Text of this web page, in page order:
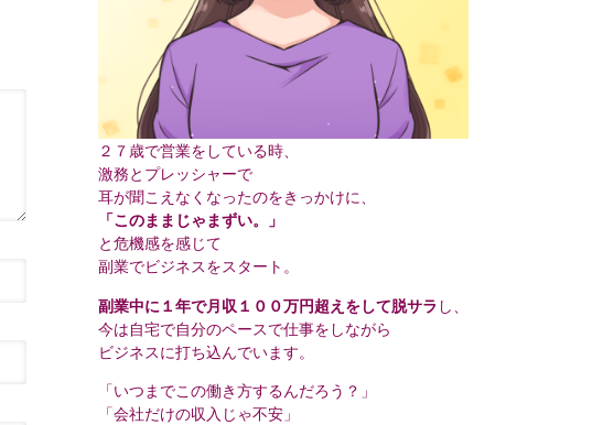
２７歳で営業をしている時、
激務とプレッシャーで
耳が聞こえなくなったのをきっかけに、
「このままじゃまずい。」
と危機感を感じて
副業でビジネスをスタート。
副業中に１年で月収１００万円超えをして脱サラ し、
今は自宅で自分のペースで仕事をしながら
ビジネスに打ち込んでいます。
「いつまでこの働き方するんだろう？」
「会社だけの収入じゃ不安」